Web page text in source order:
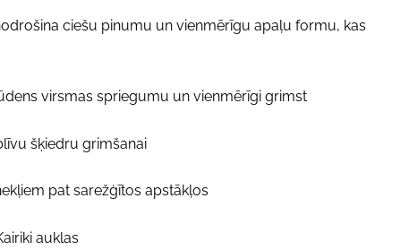
ciešu pinumu un vienmērīgu apaļu formu, kas
virsmas spriegumu un vienmērīgi grimst
šķiedru grimšanai
pat sarežģītos apstākļos
auklas